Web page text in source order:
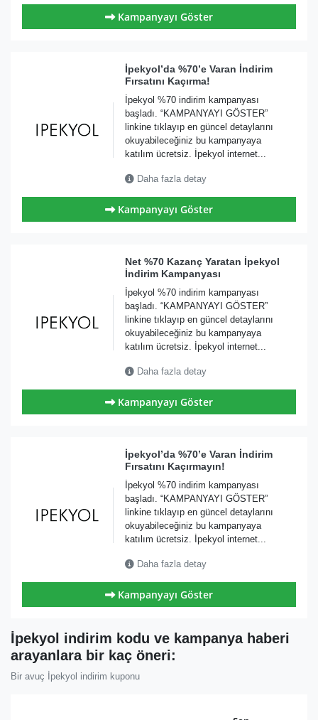
Kampanyayı Göster
İpekyol’da %70’e Varan İndirim
Fırsatını Kaçırma!
İpekyol %70 indirim kampanyası
başladı. “KAMPANYAYI GÖSTER”
linkine tıklayıp en güncel detaylarını
okuyabileceğiniz bu kampanyaya
katılım ücretsiz. İpekyol internet...
Daha fazla detay
Kampanyayı Göster
Net %70 Kazanç Yaratan İpekyol
İndirim Kampanyası
İpekyol %70 indirim kampanyası
başladı. “KAMPANYAYI GÖSTER”
linkine tıklayıp en güncel detaylarını
okuyabileceğiniz bu kampanyaya
katılım ücretsiz. İpekyol internet...
Daha fazla detay
Kampanyayı Göster
İpekyol’da %70’e Varan İndirim
Fırsatını Kaçırmayın!
İpekyol %70 indirim kampanyası
başladı. “KAMPANYAYI GÖSTER”
linkine tıklayıp en güncel detaylarını
okuyabileceğiniz bu kampanyaya
katılım ücretsiz. İpekyol internet...
Daha fazla detay
Kampanyayı Göster
İpekyol indirim kodu ve kampanya haberi
arayanlara bir kaç öneri:
Bir avuç İpekyol indirim kuponu